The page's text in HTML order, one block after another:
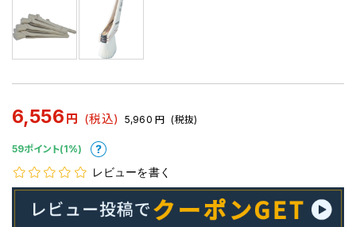
6,556 円 (税込) 5,960 円 (税抜)
59ポイント(1%)
レビューを書く